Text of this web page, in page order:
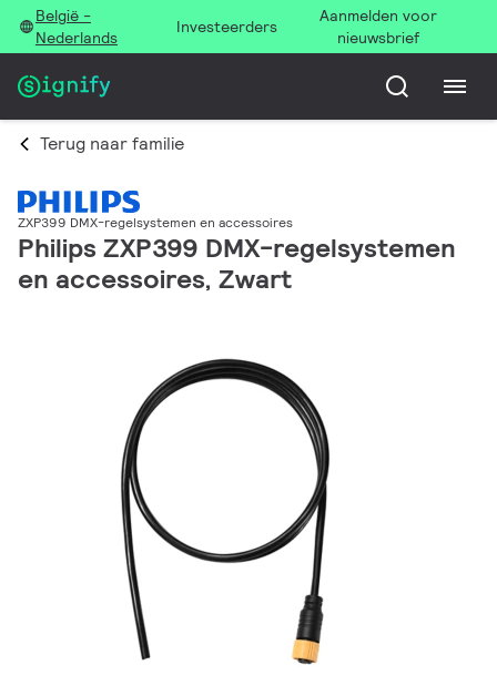
België -
Nederlands
Investeerders
Aanmelden voor
nieuwsbrief
Terug naar familie
ZXP399 DMX-regelsystemen en accessoires
Philips ZXP399 DMX-regelsystemen
en accessoires, Zwart